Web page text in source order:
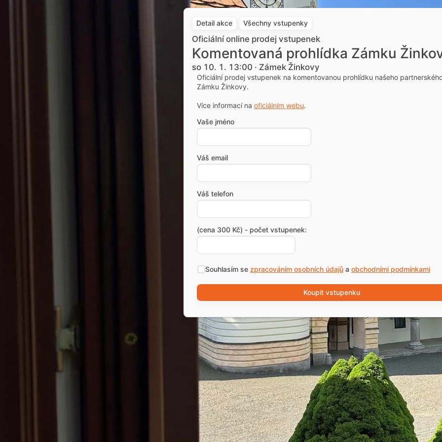
Detail akce Všechny vstupenky
Oficiální online prodej vstupenek
Komentovaná prohlídka Zámku
so 10. 1. 13:00 · Zámek Žinkovy
Oficiální prodej vstupenek na komentovanou prohlídku našeho
Zámku Žinkovy.
Více informací na oficiálním webu.
Vaše jméno
Váš email
Váš telefon
(cena 300 Kč) - počet vstupenek:
Souhlasím se zpracováním osobních údajů a obchodními podmínkami
Koupit vstupenku